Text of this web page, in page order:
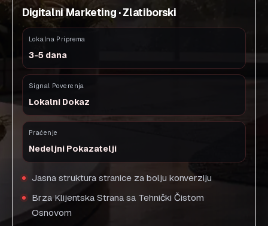
Digitalni Marketing · Zlatiborski
Lokalna Priprema
3-5 dana
Signal Poverenja
Lokalni Dokaz
Praćenje
Nedeljni Pokazatelji
Jasna struktura stranice za bolju konverziju
Brza Klijentska Strana sa Tehnički Čistom
Osnovom